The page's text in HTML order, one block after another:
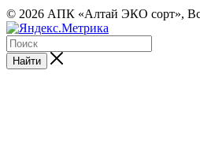
© 2026 АПК «Алтай ЭКО сорт»,
Найти